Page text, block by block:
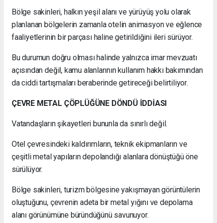
Bölge sakinleri, halkın yeşil alanı ve yürüyüş yolu olarak
planlanan bölgelerin zamanla otelin animasyon ve eğlence
faaliyetlerinin bir parçası haline getirildiğini ileri sürüyor.
Bu durumun doğru olması halinde yalnızca imar mevzuatı
açısından değil, kamu alanlarının kullanım hakkı bakımından
da ciddi tartışmaları beraberinde getireceği belirtiliyor.
ÇEVRE METAL ÇÖPLÜĞÜNE DÖNDÜ İDDİASI
Vatandaşların şikayetleri bununla da sınırlı değil.
Otel çevresindeki kaldırımların, teknik ekipmanların ve
çeşitli metal yapıların depolandığı alanlara dönüştüğü öne
sürülüyor.
Bölge sakinleri, turizm bölgesine yakışmayan görüntülerin
oluştuğunu, çevrenin adeta bir metal yığını ve depolama
alanı görünümüne büründüğünü savunuyor.